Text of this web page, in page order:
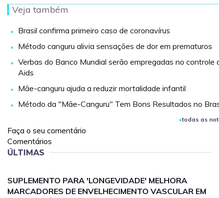
Veja também
Brasil confirma primeiro caso de coronavírus
Método canguru alivia sensações de dor em prematuros
Verbas do Banco Mundial serão empregadas no controle
Aids
Mãe-canguru ajuda a reduzir mortalidade infantil
Método da "Mãe-Canguru" Tem Bons Resultados no
todas as
Faça o seu comentário
Comentários
ÚLTIMAS
SUPLEMENTO PARA 'LONGEVIDADE' MELHORA
MARCADORES DE ENVELHECIMENTO VASCULAR EM